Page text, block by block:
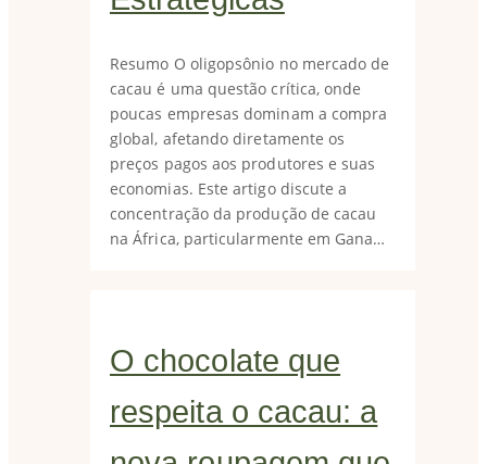
Resumo O oligopsônio no mercado de
cacau é uma questão crítica, onde
poucas empresas dominam a compra
global, afetando diretamente os
preços pagos aos produtores e suas
economias. Este artigo discute a
concentração da produção de cacau
na África, particularmente em Gana…
O chocolate que
respeita o cacau: a